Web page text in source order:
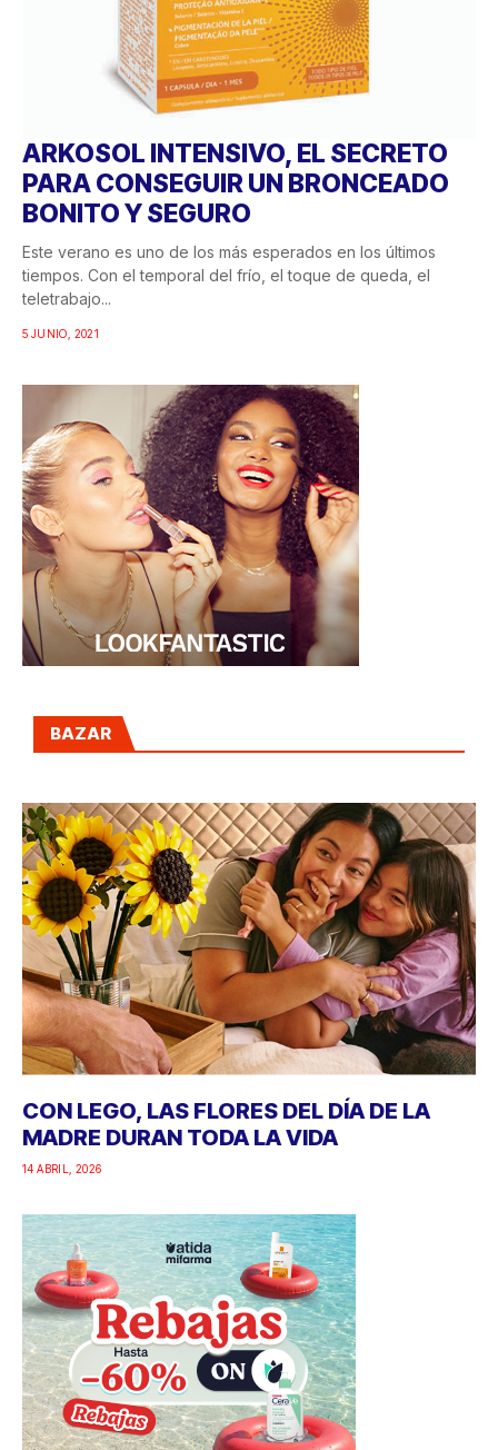
ARKOSOL INTENSIVO, EL SECRETO
PARA CONSEGUIR UN BRONCEADO
BONITO Y SEGURO
Este verano es uno de los más esperados en los últimos
tiempos. Con el temporal del frío, el toque de queda, el
teletrabajo...
5 JUNIO, 2021
BAZAR
CON LEGO, LAS FLORES DEL DÍA DE LA
MADRE DURAN TODA LA VIDA
14 ABRIL, 2026